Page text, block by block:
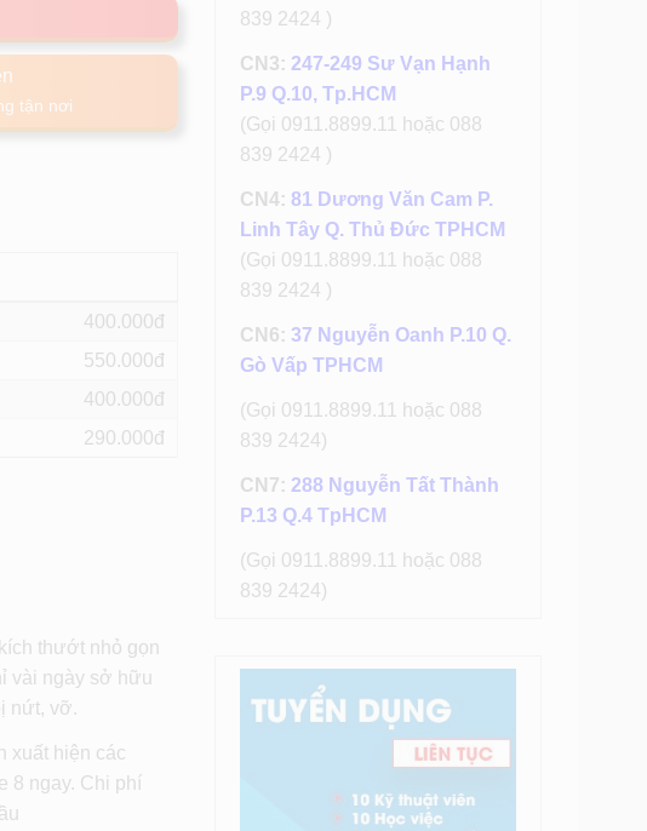
tận nơi
400
550
400
290
thướt nhỏ gọn
vài ngày sở hữu
nứt, vỡ.
xuất hiện các
8 ngay. Chi phí
839 2424 )
CN3: 247-249 Sư Vạn Hạnh
P.9 Q.10, Tp.HCM
(Gọi 0911.8899.11 hoặc 088
839 2424 )
CN4: 81 Dương Văn Cam P.
Linh Tây Q. Thủ Đức TPHCM
(Gọi 0911.8899.11 hoặc 088
839 2424 )
CN6: 37 Nguyễn Oanh P.10 Q.
Gò Vấp TPHCM
(Gọi 0911.8899.11 hoặc 088
839 2424)
CN7: 288 Nguyễn Tất Thành
P.13 Q.4 TpHCM
(Gọi 0911.8899.11 hoặc 088
839 2424)